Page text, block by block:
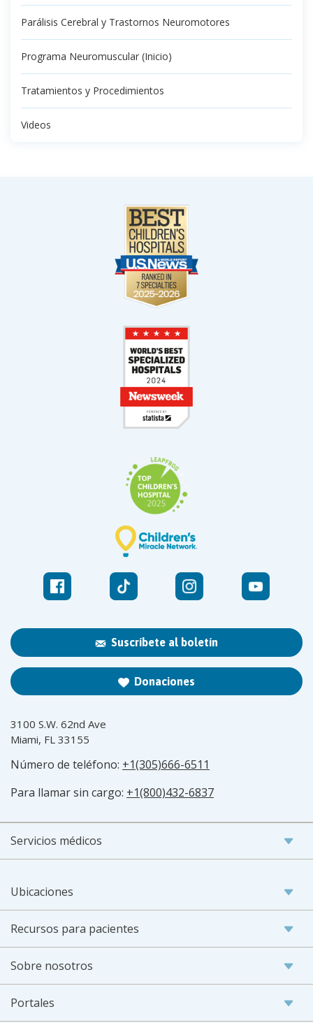
Parálisis Cerebral y Trastornos Neuromotores
Programa Neuromuscular (Inicio)
Tratamientos y Procedimientos
Videos
Suscríbete al boletín
Donaciones
3100 S.W. 62nd Ave
Miami, FL 33155
Número de teléfono: +1(305)666-6511
Para llamar sin cargo: +1(800)432-6837
Servicios médicos
Ubicaciones
Recursos para pacientes
Sobre nosotros
Portales